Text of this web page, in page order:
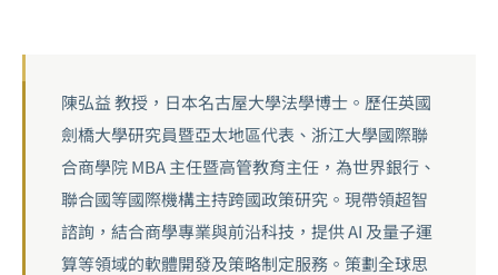
陳弘益 教授，日本名古屋大學法學博士。歷任英國
劍橋大學研究員暨亞太地區代表、浙江大學國際聯
合商學院 MBA 主任暨高管教育主任，為世界銀行、
聯合國等國際機構主持跨國政策研究。現帶領超智
諮詢，結合商學專業與前沿科技，提供 AI 及量子運
算等領域的軟體開發及策略制定服務。策劃全球思